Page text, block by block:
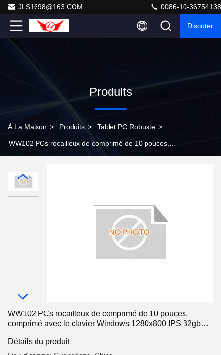
JLS1698@163.COM 0086-10-36754138
Discuter
Produits
À La Maison > Produits > Tablet PC Robuste >
WW102 PCs rocailleux de comprimé de 10 pouces,
5.0Mp
WW102 PCs rocailleux de comprimé de 10 pouces,
comprimé avec le clavier Windows 1280x800 IPS 32gb
Détails du produit